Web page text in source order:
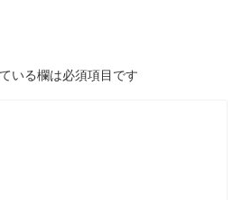
いる欄は必須項目です